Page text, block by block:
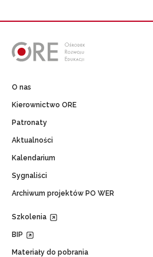
O nas
Kierownictwo ORE
Patronaty
Aktualności
Kalendarium
Sygnaliści
Archiwum projektów PO WER
Szkolenia
BIP
Materiały do pobrania